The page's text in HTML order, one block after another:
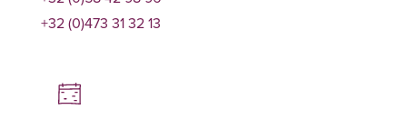
+32 (0)473 31 32 13